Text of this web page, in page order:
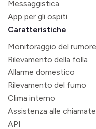
Messaggistica
App per gli ospiti
Caratteristiche
Monitoraggio del rumore
Rilevamento della folla
Allarme domestico
Rilevamento del fumo
Clima interno
Assistenza alle chiamate
API